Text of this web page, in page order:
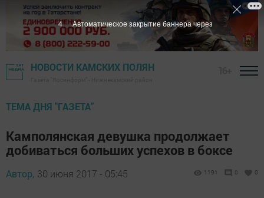
НОВОСТИ КАМСКИХ ПОЛЯН
ТЕМА ДНЯ "ГАЗЕТА"
Камполянская девушка продолжает
добиваться больших успехов в боксе
Автор, 30 июня 2017 - 05:45 1191 0 0
3 Автоматическое закрытие баннера через